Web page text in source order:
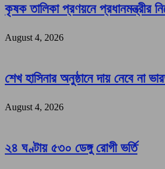
কৃষক তালিকা প্রণয়নে প্রধানমন্ত্রীর
August 4, 2026
শেখ হাসিনার অনুষ্ঠানে দায় নেবে না
August 4, 2026
২৪ ঘণ্টায় ৫৩০ ডেঙ্গু রোগী ভর্তি